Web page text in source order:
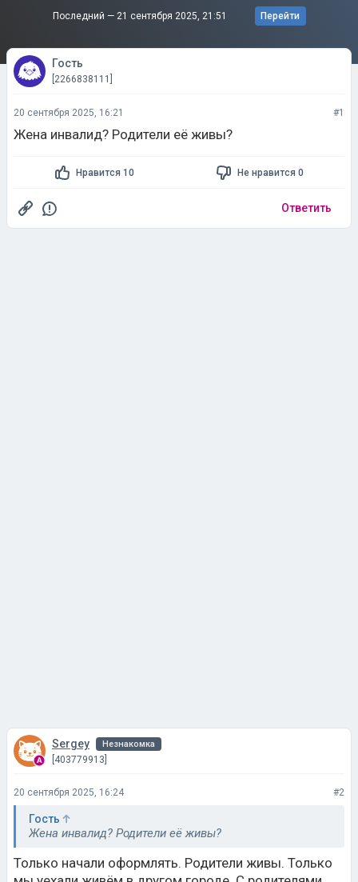
Последний — 21 сентября 2025, 21:51 Перейти
Гость
[2266838111]
20 сентября 2025, 16:21 #1
Жена инвалид? Родители её живы?
Нравится 10 Не нравится 0
Ответить
Sergey Незнакомка
[403779913]
20 сентября 2025, 16:24 #2
Гость
Жена инвалид? Родители её живы?
Только начали оформлять. Родители живы. Только